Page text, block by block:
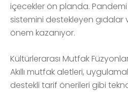
içecekler ön planda. Pandemi
sistemini destekleyen
önem kazanıyor.
Kültürlerarası Mutfak
Akıllı mutfak aletleri,
destekli tarif önerileri gibi